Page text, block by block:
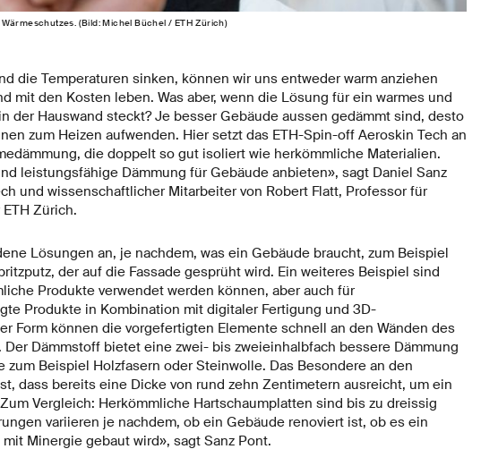
(Bild: Michel Büchel / ETH Zürich)
die Temperaturen sinken, können wir uns entweder warm anziehen
mit den Kosten leben. Was aber, wenn die Lösung für ein warmes und
der Hauswand steckt? Je besser Gebäude aussen gedämmt sind, desto
zum Heizen aufwenden. Hier setzt das ETH-Spin-off Aeroskin Tech an
die doppelt so gut isoliert wie herkömmliche Materialien.
leistungsfähige Dämmung für Gebäude anbieten», sagt Daniel Sanz
und wissenschaftlicher Mitarbeiter von Robert Flatt, Professor für
Zürich.
Lösungen an, je nachdem, was ein Gebäude braucht, zum Beispiel
der auf die Fassade gesprüht wird. Ein weiteres Beispiel sind
Produkte verwendet werden können, aber auch für
Produkte in Kombination mit digitaler Fertigung und 3D-
Form können die vorgefertigten Elemente schnell an den Wänden des
Dämmstoff bietet eine zwei- bis zweieinhalbfach bessere Dämmung
zum Beispiel Holzfasern oder Steinwolle. Das Besondere an den
dass bereits eine Dicke von rund zehn Zentimetern ausreicht, um ein
Vergleich: Herkömmliche Hartschaumplatten sind bis zu dreissig
variieren je nachdem, ob ein Gebäude renoviert ist, ob es ein
Minergie gebaut wird», sagt Sanz Pont.